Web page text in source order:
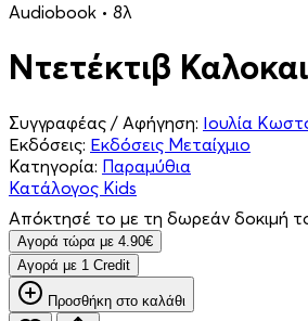
Audiobook • 8λ
Ντετέκτιβ
Συγγραφέας / Αφήγηση: Ιουλία
Εκδόσεις: Εκδόσεις Μεταίχμιο
Κατηγορία: Παραμύθια
Κατάλογος Kids
Απόκτησέ το με τη δωρεάν δοκιμή
Aγορά τώρα με 4.90€
Aγορά με 1 Credit
Προσθήκη στο καλάθι